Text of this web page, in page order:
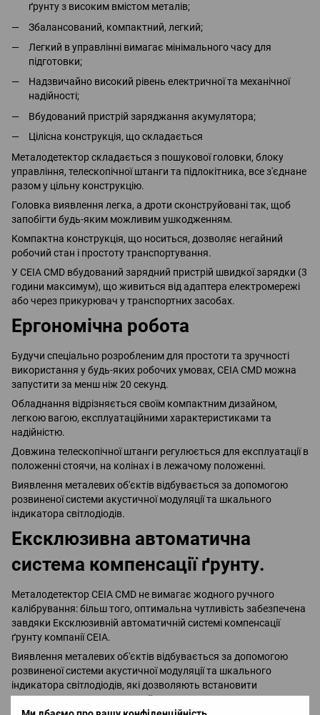
ґрунту з високим вмістом металів;
Збалансований, компактний, легкий;
Легкий в управлінні вимагає мінімального часу для
підготовки;
Надзвичайно високий рівень електричної та механічної
надійності;
Вбудований пристрій заряджання акумулятора;
Цілісна конструкція, що складається
Металодетектор складається з пошукової головки, блоку
управління, телескопічної штанги та підлокітника, все з'єднане
разом у цільну конструкцію.
Головка виявлення легка, а дроти сконструйовані так, щоб
запобігти будь-яким можливим ушкодженням.
Компактна конструкція, що носиться, дозволяє негайний
робочий стан і простоту транспортування.
У CEIA CMD вбудований зарядний пристрій швидкої зарядки (3
години максимум), що живиться від адаптера електромережі
або через прикурювач у транспортних засобах.
Ергономічна робота
Будучи спеціально розробленим для простоти та зручності
використання у будь-яких робочих умовах, CEIA CMD можна
запустити за менш ніж 20 секунд.
Обладнання відрізняється своїм компактним дизайном,
легкою вагою, експлуатаційними характеристиками та
надійністю.
Довжина телескопічної штанги регулюється для експлуатації в
положенні стоячи, на колінах і в лежачому положенні.
Виявлення металевих об'єктів відбувається за допомогою
розвиненої системи акустичної модуляції та шкального
індикатора світлодіодів.
Ексклюзивна автоматична
система компенсації ґрунту.
Металодетектор CEIA CMD не вимагає жодного ручного
калібрування: більш того, оптимальна чутливість забезпечена
завдяки Ексклюзивній автоматичній системі компенсації
ґрунту компанії CEIA.
Виявлення металевих об'єктів відбувається за допомогою
розвиненої системи акустичної модуляції та шкального
індикатора світлодіодів, які дозволяють встановити
розташування виявленого об'єкта з високим ступенем